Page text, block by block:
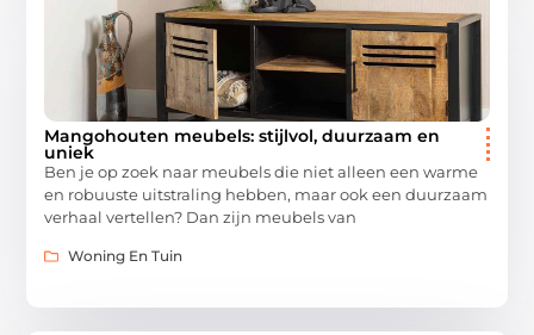
Mangohouten meubels: stijlvol, duurzaam en
uniek
Ben je op zoek naar meubels die niet alleen een warme
en robuuste uitstraling hebben, maar ook een duurzaam
verhaal vertellen? Dan zijn meubels van
Woning En Tuin